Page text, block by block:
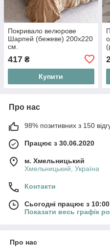
Покривало велюрове
Шарпей (бежеве) 200х220
см.
417 ₴
Купити
Про нас
98% позитивних з 150
Працює з 30.06.2020
м. Хмельницький
Хмельницький, Україна
Контакти
Сьогодні працює з
Показати весь графік
Про нас